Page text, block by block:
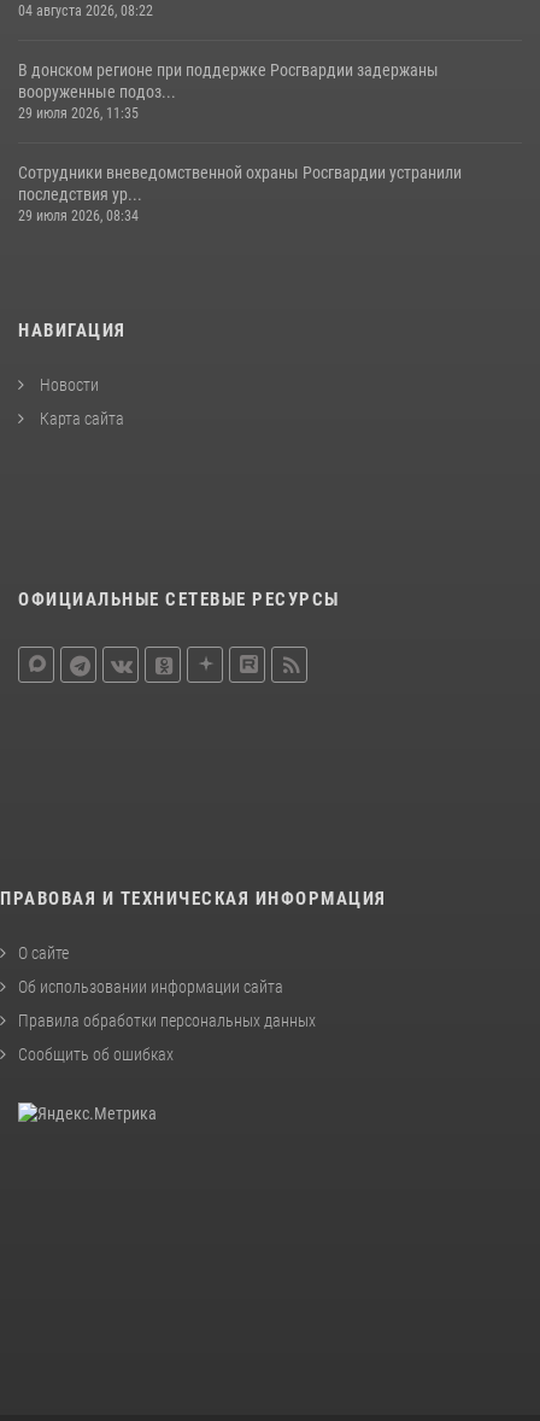
04 августа 2026, 08:22
В донском регионе при поддержке Росгвардии задержаны
вооруженные подоз...
29 июля 2026, 11:35
Сотрудники вневедомственной охраны Росгвардии устранили
последствия ур...
29 июля 2026, 08:34
НАВИГАЦИЯ
Новости
Карта сайта
ОФИЦИАЛЬНЫЕ СЕТЕВЫЕ РЕСУРСЫ
ПРАВОВАЯ И ТЕХНИЧЕСКАЯ ИНФОРМАЦИЯ
О сайте
Об использовании информации сайта
Правила обработки персональных данных
Сообщить об ошибках